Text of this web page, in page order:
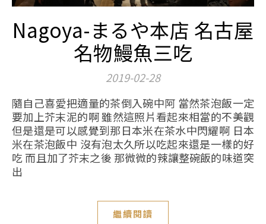
Nagoya-まるや本店 名古屋
名物鰻魚三吃
2019-02-28
隨自己喜愛把適量的茶倒入碗中阿 當然茶泡飯一定
要加上芥末泥的啊 雖然這照片看起來相當的不美觀
但是還是可以感覺到那日本米在茶水中閃耀啊 日本
米在茶泡飯中 沒有泡太久所以吃起來還是一樣的好
吃 而且加了芥末之後 那微微的辣讓整碗飯的味道突
出
繼續閱讀